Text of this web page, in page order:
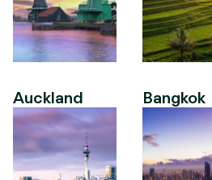
Auckland Bangkok